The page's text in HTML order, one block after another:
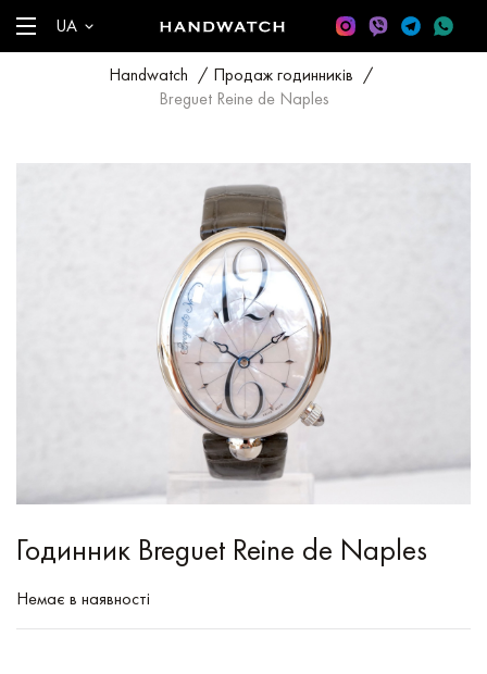
UA
Handwatch / Продаж годинників /
Breguet Reine de Naples
Годинник Breguet Reine de Naples
Немає в наявності